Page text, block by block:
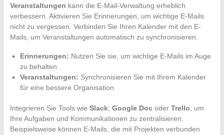
Veranstaltungen kann die E-Mail-Verwaltung erheblich
verbessern. Aktivieren Sie Erinnerungen, um wichtige E-Mails
nicht zu vergessen. Verbinden Sie Ihren Kalender mit den E-
Mails, um Veranstaltungen automatisch zu synchronisieren.
Erinnerungen: Nutzen Sie sie, um wichtige E-Mails im Auge
zu behalten.
Veranstaltungen: Synchronisieren Sie mit Ihrem Kalender
für eine bessere Organisation.
Integrieren Sie Tools wie Slack, Google Docoder Trello, um
Ihre Aufgaben und Kommunikationen zu zentralisieren.
Beispielsweise können E-Mails, die mit Projekten verbunden